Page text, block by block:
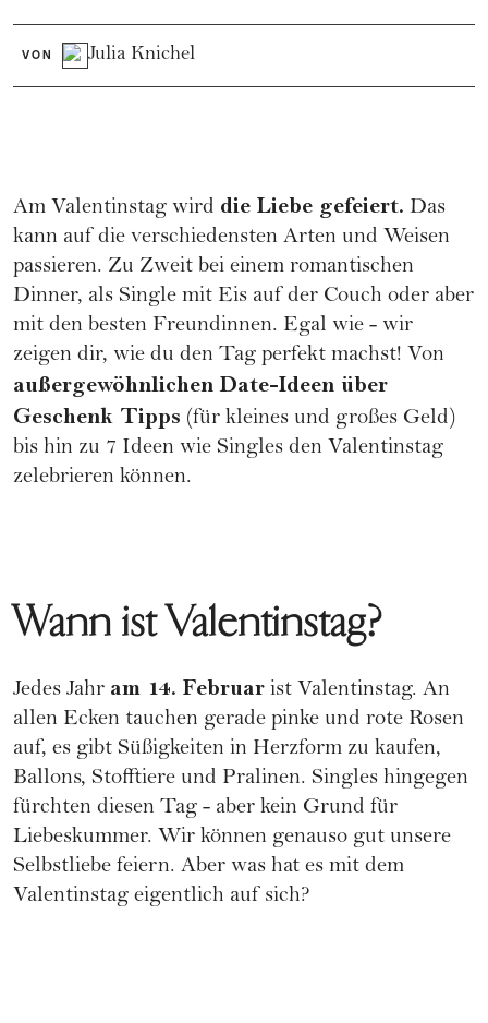
VON Julia Knichel
Am Valentinstag wird die Liebe gefeiert. Das
kann auf die verschiedensten Arten und Weisen
passieren. Zu Zweit bei einem romantischen
Dinner, als Single mit Eis auf der Couch oder aber
mit den besten Freundinnen. Egal wie - wir
zeigen dir, wie du den Tag perfekt machst! Von
außergewöhnlichen Date-Ideen über
Geschenk Tipps (für kleines und großes Geld)
bis hin zu 7 Ideen wie Singles den Valentinstag
zelebrieren können.
Wann ist Valentinstag?
Jedes Jahr am 14. Februar ist Valentinstag. An
allen Ecken tauchen gerade pinke und rote Rosen
auf, es gibt Süßigkeiten in Herzform zu kaufen,
Ballons, Stofftiere und Pralinen. Singles hingegen
fürchten diesen Tag - aber kein Grund für
Liebeskummer. Wir können genauso gut unsere
Selbstliebe feiern. Aber was hat es mit dem
Valentinstag eigentlich auf sich?